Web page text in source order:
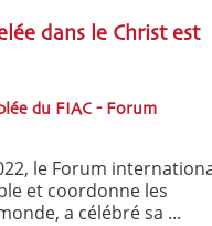
dans le Christ est
du FIAC - Forum
le Forum
et coordonne les
a célébré sa ...